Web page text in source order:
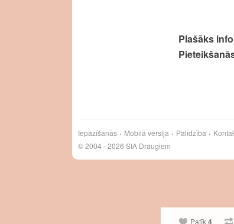
Plašāks
Patīk4
Iepazīšanās Mobilā versija Palīdzība
© 2004 - 2026 SIA Draugiem